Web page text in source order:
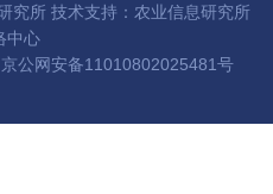
究所 技术支持：农业信息研究所
中心
京公网安备11010802025481号